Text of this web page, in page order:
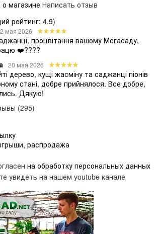
магазине Написать отзыв
рейтинг: 4.9)
мая 2026
процвітання вашому Мегасаду,
❤️????
20 мая 2026
дерево, кущі жасміну та саджанці піонів
стані, добре прийнялося. Все добре,
Дякую!
(295)
распродажа
на обработку персональных данных
увидеть на нашем youtube канале